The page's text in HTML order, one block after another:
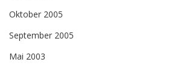
Oktober 2005
September 2005
Mai 2003